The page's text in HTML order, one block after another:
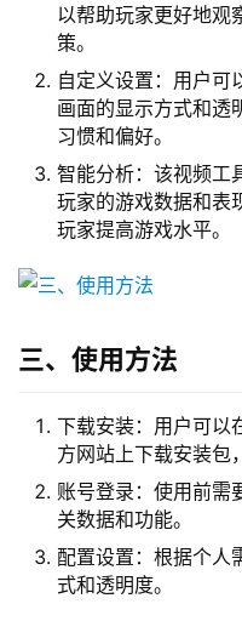
以帮助玩家更好地观
策。
自定义设置：用户可
画面的显示方式和透
习惯和偏好。
智能分析：该视频工
玩家的游戏数据和表
玩家提高游戏水平。
三、使用方法
下载安装：用户可以
方网站上下载安装包
账号登录：使用前需
关数据和功能。
配置设置：根据个人
式和透明度。